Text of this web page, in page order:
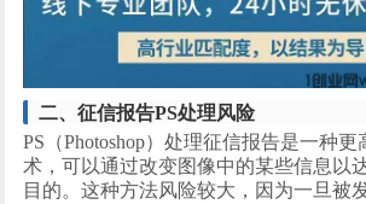
二、征信报告PS处理风险
PS（Photoshop）处理征信报告是一种
术，可以通过改变图像中的某些信息以
目的。这种方法风险较大，因为一旦被